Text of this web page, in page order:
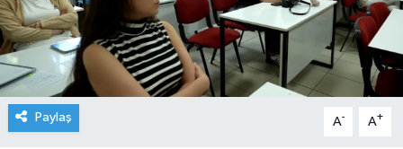
Paylaş A- A+